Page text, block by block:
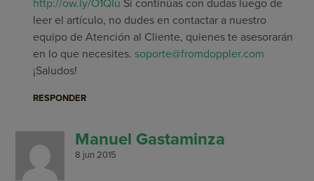
http://ow.ly/O1QIu Si continúas con dudas luego de
leer el artículo, no dudes en contactar a nuestro
equipo de Atención al Cliente, quienes te asesorarán
en lo que necesites. soporte@fromdoppler.com
¡Saludos!
RESPONDER
Manuel Gastaminza
8 jun 2015